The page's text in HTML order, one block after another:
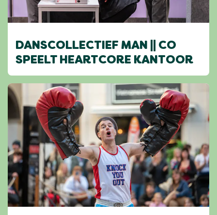
DANSCOLLECTIEF MAN || CO
SPEELT HEARTCORE KANTOOR